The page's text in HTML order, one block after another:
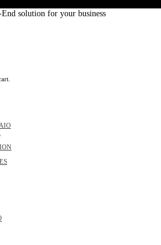
solution for your business